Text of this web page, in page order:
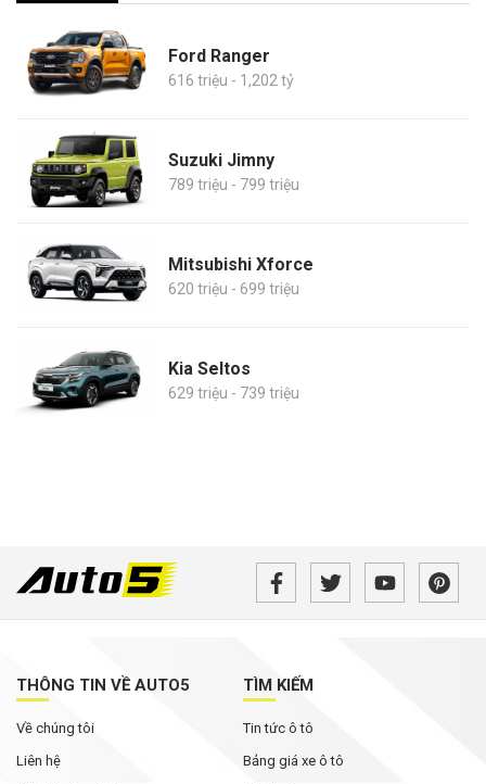
Ford Ranger
616 triệu - 1,202 tỷ
Suzuki Jimny
789 triệu - 799 triệu
Mitsubishi Xforce
620 triệu - 699 triệu
Kia Seltos
629 triệu - 739 triệu
THÔNG TIN VỀ AUTO5
Về chúng tôi
Liên hệ
TÌM KIẾM
Tin tức ô tô
Bảng giá xe ô tô